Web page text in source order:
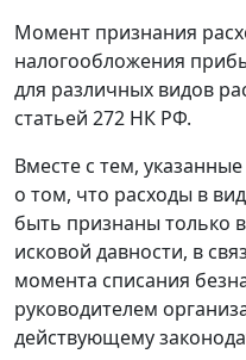
Момент признания
налогообложения
для различных видов
статьей 272 НК РФ.
Вместе с тем,
о том, что расходы в
быть признаны только
исковой давности, в
момента списания
руководителем
действующему